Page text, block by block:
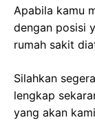
Apabila kamu
dengan posisi
rumah sakit
Silahkan
lengkap
yang akan